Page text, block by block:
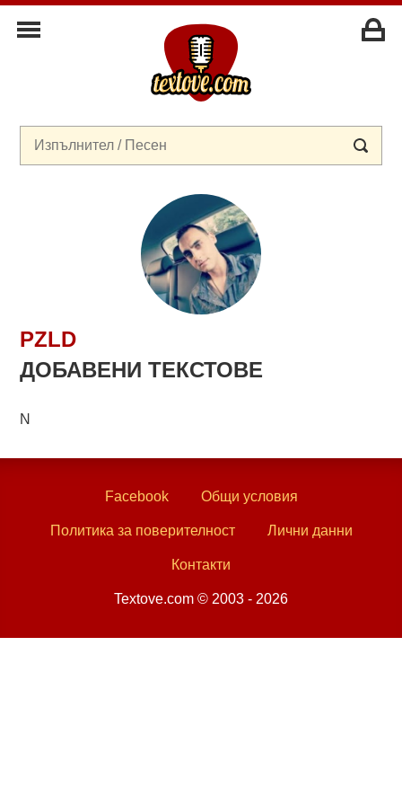
PZLD
ДОБАВЕНИ ТЕКСТОВЕ
N
Facebook Общи условия
Политика за поверителност Лични данни
Контакти
Textove.com © 2003 - 2026